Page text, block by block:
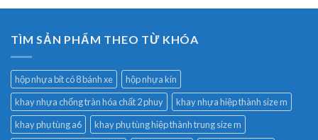
TÌM SẢN PHẨM THEO TỪ KHÓA
hộp nhựa bít có 8 bánh xe
hộp nhựa kín
khay nhựa chống tràn hóa chất 2 phuy
khay nhựa hiệp thành size m
khay phụ tùng a6
khay phụ tùng hiệp thành trung size m